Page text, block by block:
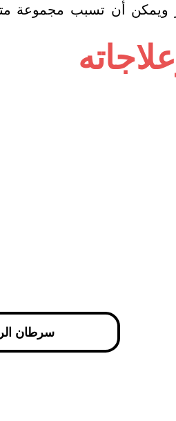
ويمكن أن تسبب مجموعة
سرطان